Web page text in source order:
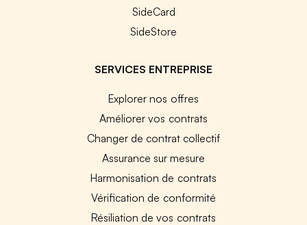
SideCard
SideStore
SERVICES ENTREPRISE
Explorer nos offres
Améliorer vos contrats
Changer de contrat collectif
Assurance sur mesure
Harmonisation de contrats
Vérification de conformité
Résiliation de vos contrats